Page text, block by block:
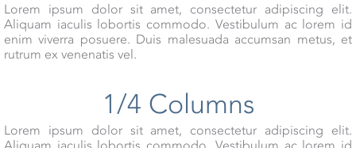
Lorem ipsum dolor sit amet, consectetur adipiscing elit.
Aliquam iaculis lobortis commodo. Vestibulum ac lorem id
enim viverra posuere. Duis malesuada accumsan metus, et
rutrum ex venenatis vel.
1/4 Columns
Lorem ipsum dolor sit amet, consectetur adipiscing elit.